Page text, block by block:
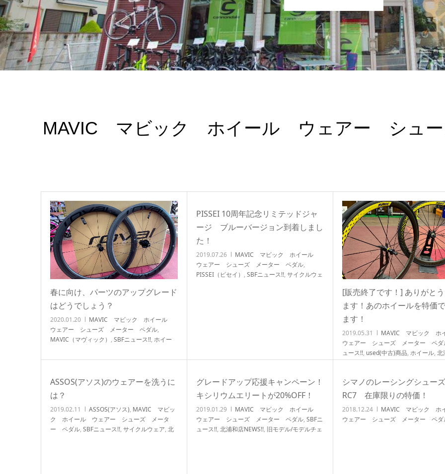
MAVIC マビック ホイール ウェアー シュ
春に向け、パーツのアップグレード
はどうでしょう？
2020.01.20
MAVIC マビック ホイール
ウェアー シューズ メーター ペダル,
MAVIC（マヴィック） , SBFニュース!!, ホイー
PISSEI 10周年記念リミテッドジャ
ージ ブルーバージョン到着しまし
た！
2019.07.26
MAVIC マビック ホイール
ウェアー シューズ メーター ペダル,
PISSEI（ピセイ） , SBFニュース!!, サイクルウェ
[販売終了です！] ありがと
ます！あのホイールを特価
ます！
2019.05.31
MAVIC マビック ホ
ウェアー シューズ メーター ペダ
ュース!!, used(中古)商品, ホイール, 北
NEWS!!
ASSOS(アソス)のウェアーを洗うに
は？
2019.02.11 ASSOS(アソス), MAVIC マビッ
ク ホイール ウェアー シューズ メータ
ー ペダル, SBFニュース!!, サイクルウェア, 北
グレードアップ応援キャンペーン！
キシリウムエリートが20%OFF！
2019.01.29
MAVIC マビック ホイール
ウェアー シューズ メーター ペダル, SBFニ
ュース!!, 北浦和店NEWS!!, 旧モデル/モデルチェ
シマノのレーシングシュー
RC7 在庫限りの特価！
2018.12.24
MAVIC マビック ホ
ウェアー シューズ メーター ペダ